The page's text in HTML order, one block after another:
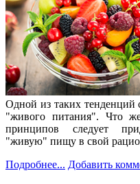
Одной из таких тенденций
"живого питания". Что
принципов следует
"живую" пищу в свой
Подробнее... Добавить